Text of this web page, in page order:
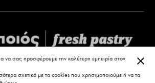
να σας προσφέρουμε την καλύτερη εμπειρία στον
σχετικά με τα cookies που χρησιμοποιούμε ή να τα